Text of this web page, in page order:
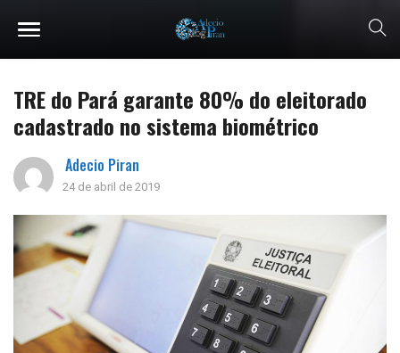
TRE do Pará garante 80% do eleitorado
cadastrado no sistema biométrico
Adecio Piran
24 de abril de 2019